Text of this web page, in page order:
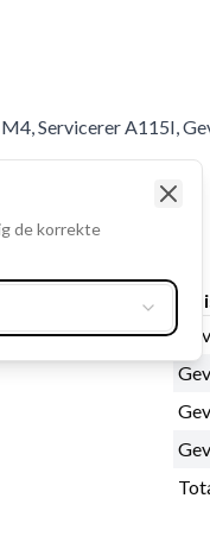
Servicerer A115I,
A115I
de korrekte